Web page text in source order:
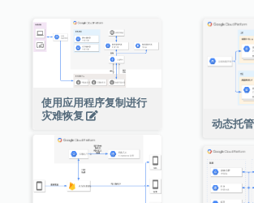
使用应用程序复制进行
灾难恢复
动态托管